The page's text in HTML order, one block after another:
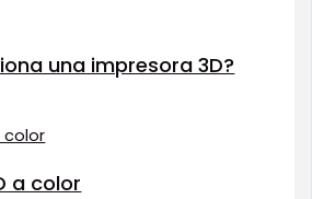
una impresora 3D?
a color